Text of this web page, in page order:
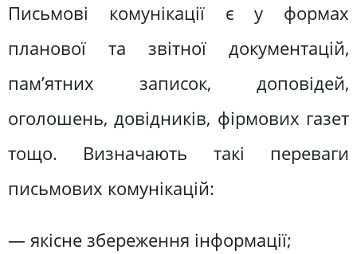
Письмові комунікації є у формах
планової та звітної документацій,
пам’ятних записок, доповідей,
оголошень, довідників, фірмових газет
тощо. Визначають такі переваги
письмових комунікацій:
— якісне збереження інформації;